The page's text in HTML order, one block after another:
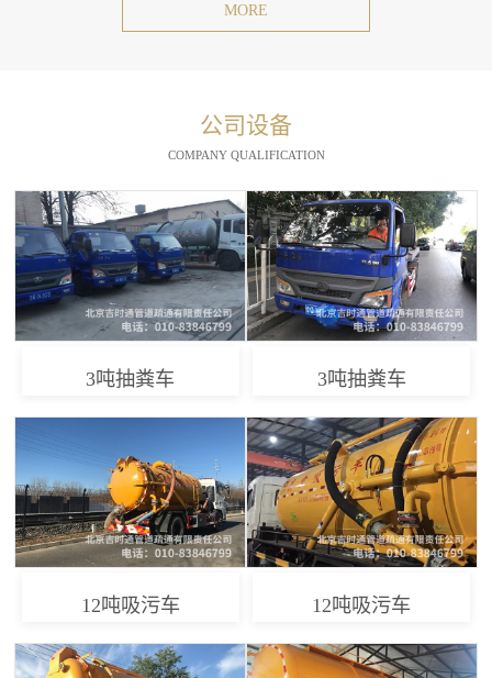
MORE
公司设备
COMPANY QUALIFICATION
3吨抽粪车 3吨抽粪车
12吨吸污车 12吨吸污车